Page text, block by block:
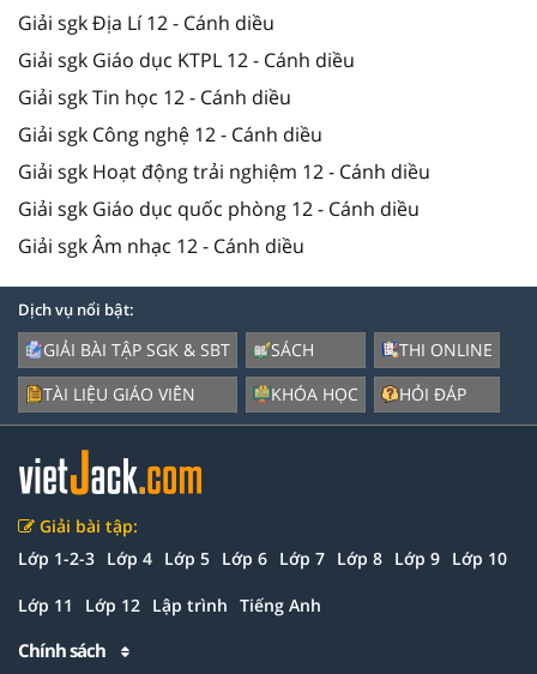
Giải sgk Địa Lí 12 - Cánh diều
Giải sgk Giáo dục KTPL 12 - Cánh diều
Giải sgk Tin học 12 - Cánh diều
Giải sgk Công nghệ 12 - Cánh diều
Giải sgk Hoạt động trải nghiệm 12 - Cánh diều
Giải sgk Giáo dục quốc phòng 12 - Cánh diều
Giải sgk Âm nhạc 12 - Cánh diều
Dịch vụ nổi bật:
GIẢI BÀI TẬP SGK & SBT
TÀI LIỆU GIÁO VIÊN
SÁCH
KHÓA HỌC
THI ONLINE
HỎI ĐÁP
Giải bài tập:
Lớp 1-2-3 Lớp 4 Lớp 5 Lớp 6 Lớp 7 Lớp 8 Lớp 9 Lớp 10
Lớp 11 Lớp 12 Lập trình Tiếng Anh
Chính sách